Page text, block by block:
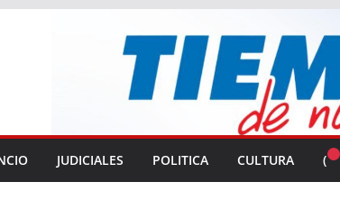
JUDICIALES POLITICA CULTURA (